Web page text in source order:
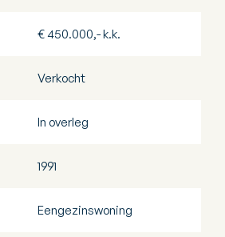
€ 450.000,- k.k.
Verkocht
In overleg
1991
Eengezinswoning